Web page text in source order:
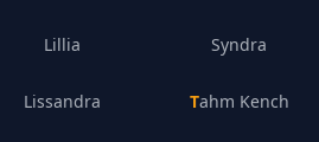
Lillia
Lissandra
Syndra
Tahm Kench